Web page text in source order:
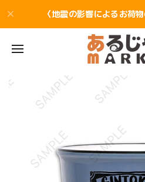
〈地震の影響によるお荷